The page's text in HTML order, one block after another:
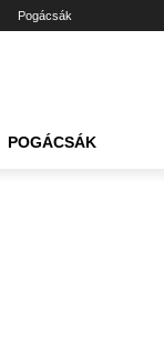
Pogácsák
POGÁCSÁK